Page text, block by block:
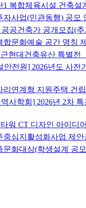
1 복합체육시설 건축설
자사업(민관동행) 공모
공건축가 공개모집(
합문화예술 공간 명칭
현대건축유산 특별전
안전원] 2026년도 사전
리연계형 지원주택 건
사학회] 2026년 2차
타워 CT 디자인 아이디
중심지활성화사업 제
문화대상(학생설계 공